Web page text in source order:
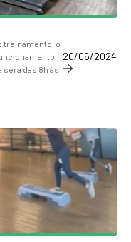
treinamento, o
será das 8h às
20/06/2024